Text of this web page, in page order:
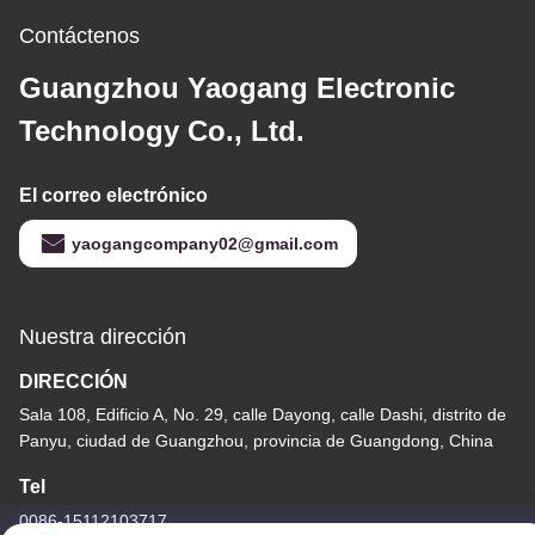
Contáctenos
Guangzhou Yaogang Electronic
Technology Co., Ltd.
El correo electrónico
yaogangcompany02@gmail.com
Nuestra dirección
DIRECCIÓN
Sala 108, Edificio A, No. 29, calle Dayong, calle Dashi, distrito de
Panyu, ciudad de Guangzhou, provincia de Guangdong, China
Tel
0086-15112103717